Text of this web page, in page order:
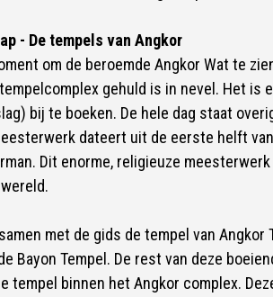
- De tempels van Angkor
om de beroemde Angkor Wat te
gehuld is in nevel. Het is
bij te boeken. De hele dag staat
dateert uit de eerste helft
Dit enorme, religieuze
met de gids de tempel van
Bayon Tempel. De rest van deze
tempel binnen het Angkor complex.